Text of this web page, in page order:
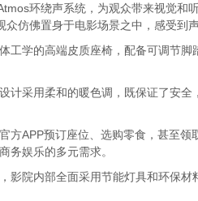
环绕声系统，为观众带来视觉
仿佛置身于电影场景之中，感受到
工学的高端皮质座椅，配备可调节
计采用柔和的暖色调，既保证了安
方APP预订座位、选购零食，甚至
务娱乐的多元需求。
影院内部全面采用节能灯具和环保